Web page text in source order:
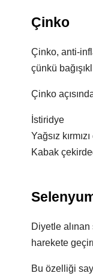
Çinko
Çinko, anti-
çünkü
Çinko
İstiridye
Yağsız kırmızı
Kabak
Diyetle
harekete
Bu özelliği